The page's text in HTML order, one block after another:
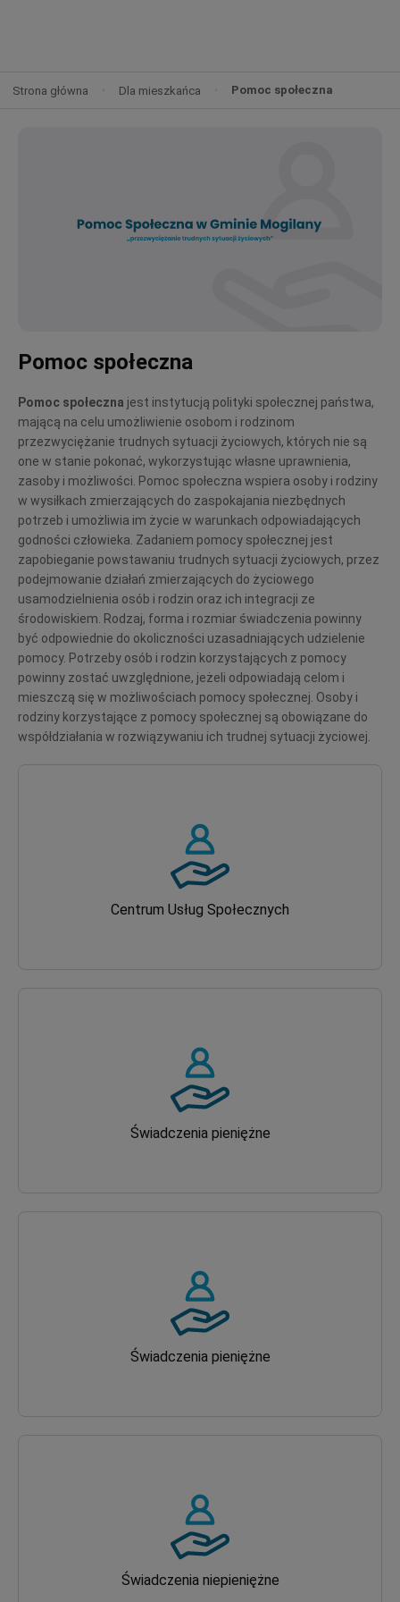
Strona główna Dla mieszkańca Pomoc społeczna
Pomoc społeczna
Pomoc społeczna jest instytucją polityki społecznej państwa,
mającą na celu umożliwienie osobom i rodzinom
przezwyciężanie trudnych sytuacji życiowych, których nie są
one w stanie pokonać, wykorzystując własne uprawnienia,
zasoby i możliwości. Pomoc społeczna wspiera osoby i rodziny
w wysiłkach zmierzających do zaspokajania niezbędnych
potrzeb i umożliwia im życie w warunkach odpowiadających
godności człowieka. Zadaniem pomocy społecznej jest
zapobieganie powstawaniu trudnych sytuacji życiowych, przez
podejmowanie działań zmierzających do życiowego
usamodzielnienia osób i rodzin oraz ich integracji ze
środowiskiem. Rodzaj, forma i rozmiar świadczenia powinny
być odpowiednie do okoliczności uzasadniających udzielenie
pomocy. Potrzeby osób i rodzin korzystających z pomocy
powinny zostać uwzględnione, jeżeli odpowiadają celom i
mieszczą się w możliwościach pomocy społecznej. Osoby i
rodziny korzystające z pomocy społecznej są obowiązane do
współdziałania w rozwiązywaniu ich trudnej sytuacji życiowej.
Centrum Usług Społecznych
Świadczenia pieniężne
Świadczenia pieniężne
Świadczenia niepieniężne